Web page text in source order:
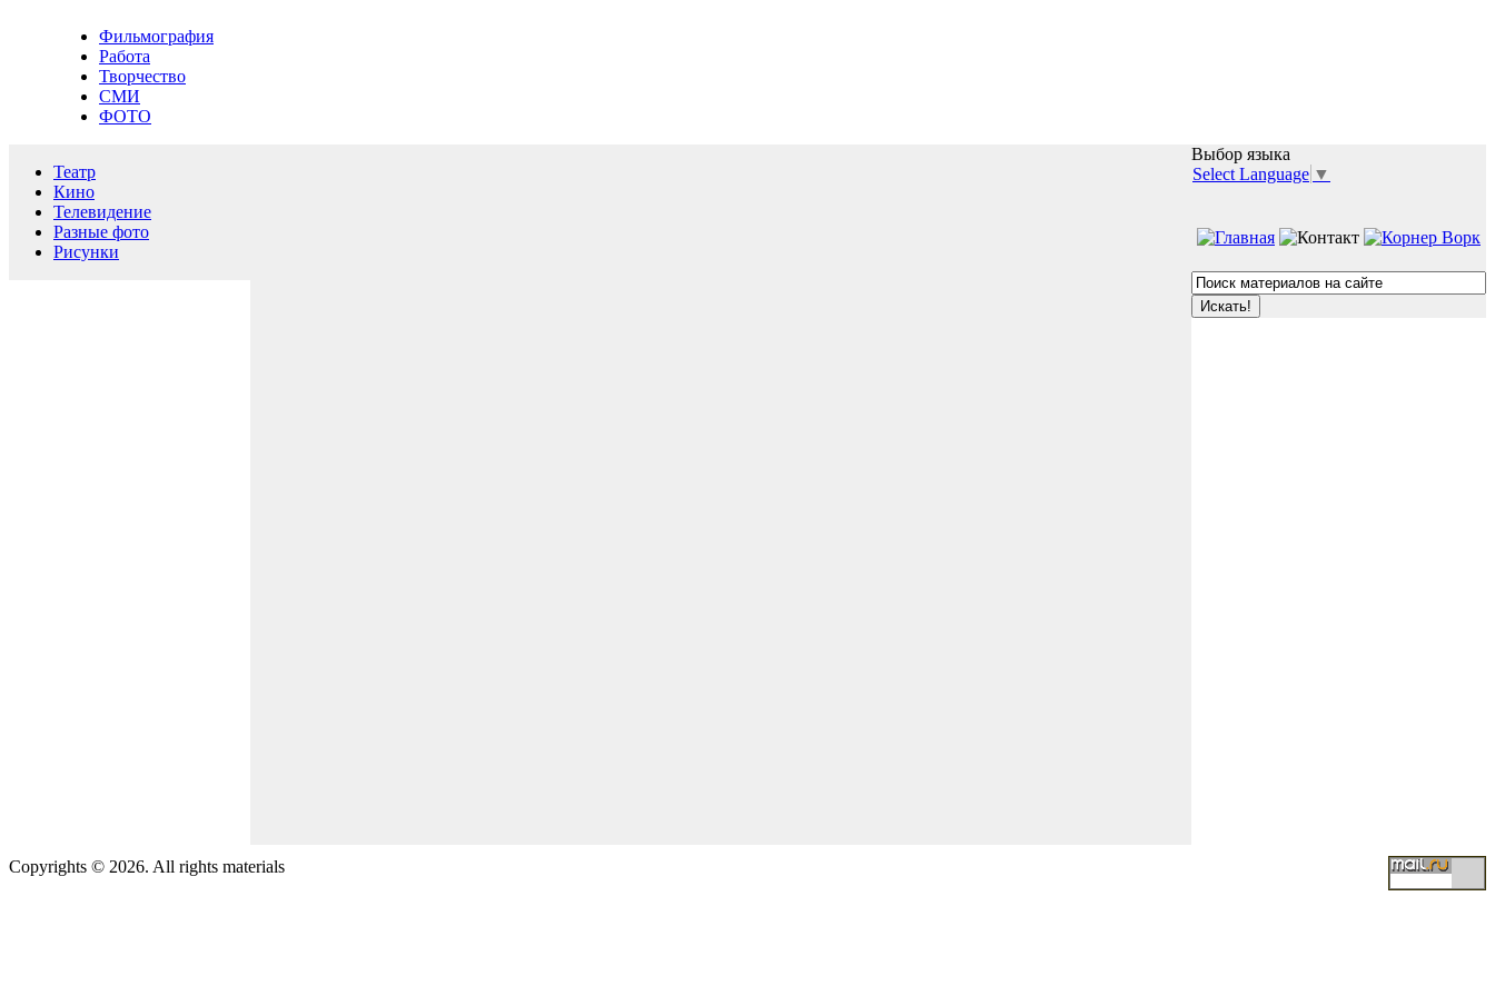
Фильмография
Работа
Творчество
СМИ
ФОТО
Театр
Кино
Телевидение
Разные фото
Рисунки
Выбор языка
Select Language ▼
Copyrights © 2026. All rights materials